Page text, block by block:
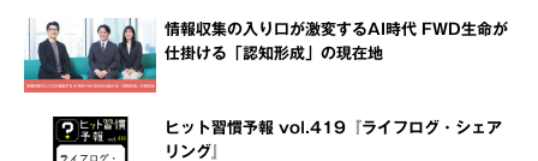
情報収集の入り口が激変するAI時代 FWD生命が
仕掛ける「認知形成」の現在地
ヒット習慣予報 vol.419『ライフログ・シェア
リング』